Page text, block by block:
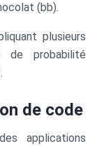
(bb).
plusieurs
probabilité
de code
applications